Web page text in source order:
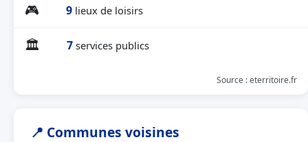
🎮 9 lieux de loisirs
🏛 7 services publics
Source : eterritoire.fr
📍 Communes voisines